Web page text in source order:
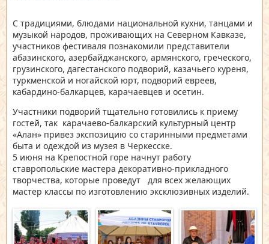
С традициями, блюдами национальной кухни, танцами и
музыкой народов, проживающих на Северном Кавказе,
участников фестиваля познакомили представители
абазинского, азербайджанского, армянского, греческого,
грузинского, дагестанского подворий, казачьего куреня,
туркменской и ногайской юрт, подворий евреев,
кабардино-балкарцев, карачаевцев и осетин.
Участники подворий тщательно готовились к приему
гостей, так карачаево-балкарский культурный центр
«Алан» привез экспозицию со старинными предметами
быта и одеждой из музея в Черкесске.
5 июня на Крепостной горе начнут работу
ставропольские мастера декоративно-прикладного
творчества, которые проведут для всех желающих
мастер классы по изготовлению эксклюзивных изделий.